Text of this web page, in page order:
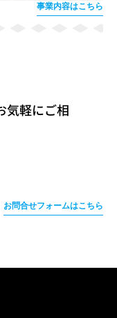
事業内容はこちら
気軽にご相
お問合せフォームはこちら